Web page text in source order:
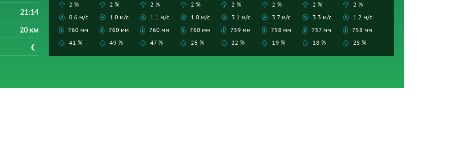
21:14
20 км
2 %
0.6 м/с
760 мм
41 %
2 %
1.0 м/с
760 мм
49 %
2 %
1.1 м/с
760 мм
47 %
2 %
1.0 м/с
760 мм
26 %
2 %
3.1 м/с
759 мм
22 %
2 %
3.7 м/с
758 мм
19 %
2 %
3.3 м/с
757 мм
18 %
2 %
1.2 м/с
758 мм
25 %